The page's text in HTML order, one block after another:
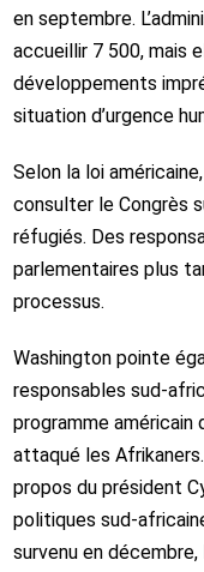
en septembre.
accueillir 7 500, mais
développements
situation d’urgence
Selon la loi
consulter le Congrès
réfugiés. Des
parlementaires plus
processus.
Washington pointe
responsables sud-
programme
attaqué les
propos du président
politiques sud-
survenu en